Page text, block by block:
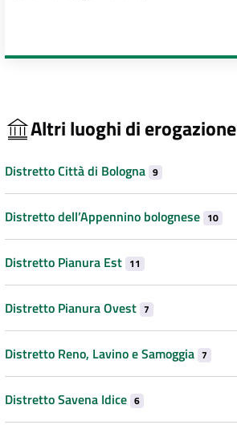
Altri luoghi di erogazione
Distretto Città di Bologna 9
Distretto dell’Appennino bolognese 10
Distretto Pianura Est 11
Distretto Pianura Ovest 7
Distretto Reno, Lavino e Samoggia 7
Distretto Savena Idice 6